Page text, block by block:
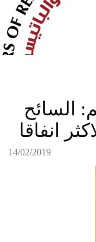
السائح
انفاقا
14/02/2019